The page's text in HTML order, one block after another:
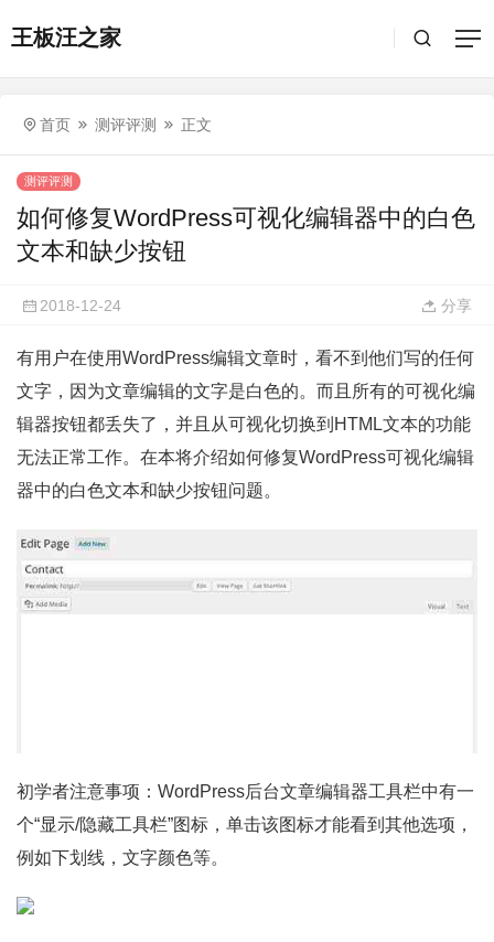
王板汪之家
首页 测评评测 正文
测评评测
如何修复WordPress可视化编辑器中的白色
文本和缺少按钮
2018-12-24 分享
有用户在使用WordPress编辑文章时，看不到他们写的任何
文字，因为文章编辑的文字是白色的。而且所有的可视化编
辑器按钮都丢失了，并且从可视化切换到HTML文本的功能
无法正常工作。在本将介绍如何修复WordPress可视化编辑
器中的白色文本和缺少按钮问题。
初学者注意事项：WordPress后台文章编辑器工具栏中有一
个“显示/隐藏工具栏”图标，单击该图标才能看到其他选项，
例如下划线，文字颜色等。